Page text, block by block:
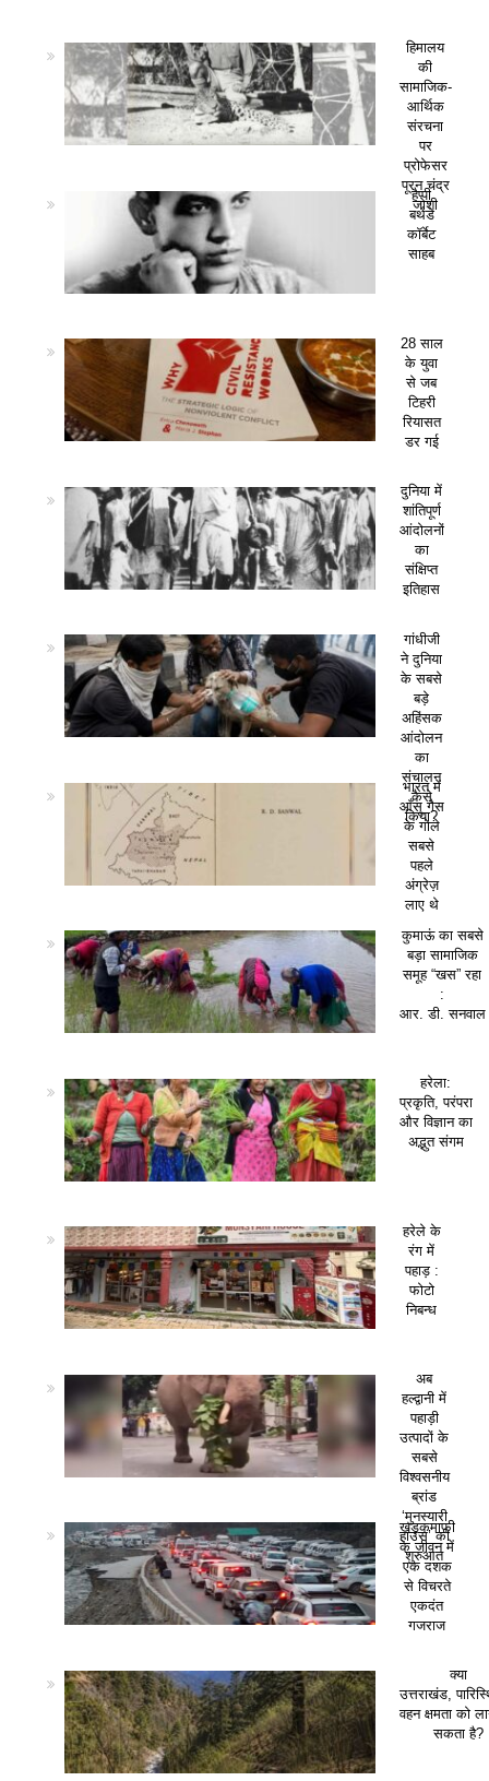
हिमालय
की
सामाजिक-
आर्थिक
संरचना
पर
प्रोफेसर
पूरन चंद्र
जोशी
हैप्पी
बर्थडे
कॉर्बेट
साहब
28 साल
के युवा
से जब
टिहरी
रियासत
डर गई
दुनिया में
शांतिपूर्ण
आंदोलनों
का
संक्षिप्त
इतिहास
गांधीजी
ने दुनिया
के सबसे
बड़े
अहिंसक
आंदोलन
का
संचालन
कैसे
किया?
भारत में
आँसू गैस
के गोले
सबसे
पहले
अंग्रेज़
लाए थे
कुमाऊं का सबसे
बड़ा सामाजिक
समूह “खस” रहा
:
आर. डी. सनवाल
हरेला:
प्रकृति, परंपरा
और विज्ञान का
अद्भुत संगम
हरेले के
रंग में
पहाड़ :
फोटो
निबन्ध
अब
हल्द्वानी में
पहाड़ी
उत्पादों के
सबसे
विश्वसनीय
ब्रांड
‘मुनस्यारी
हाउस’ की
शुरुआत
खड़कमाफी
के जीवन में
एक दशक
से विचरते
एकदंत
गजराज
क्या
उत्तराखंड,
वहन क्षमता को
सकता है?